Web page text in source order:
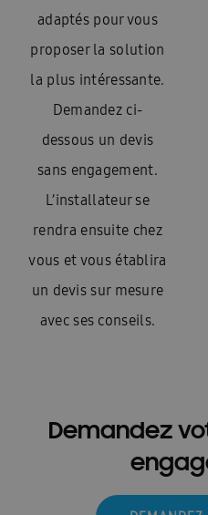
adaptés pour vous
proposer la solution
la plus intéressante.
Demandez ci-
dessous un devis
sans engagement.
L’installateur se
rendra ensuite chez
vous et vous établira
un devis sur mesure
avec ses conseils.
Demandez